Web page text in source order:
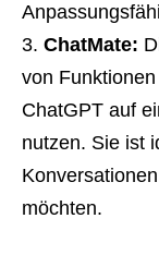
ChatMate:
von
ChatGPT auf
nutzen. Sie ist
möchten.